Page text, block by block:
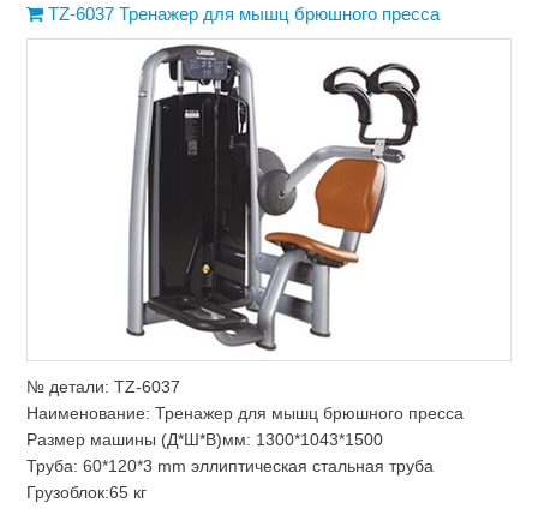
TZ-6037 Тренажер для мышц брюшного пресса
№ детали: TZ-6037
Наименование: Тренажер для мышц брюшного пресса
Размер машины (Д*Ш*В)мм: 1300*1043*1500
Труба: 60*120*3 mm эллиптическая стальная труба
Грузоблок:65 кг